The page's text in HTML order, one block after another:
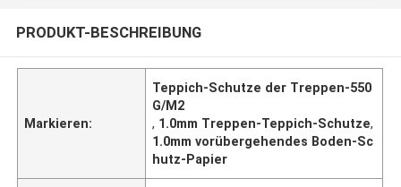
PRODUKT-BESCHREIBUNG
Markieren:
Teppich-Schutze der Treppen-550
G/M2
, 1.0mm Treppen-Teppich-Schutze,
1.0mm vorübergehendes Boden-Sc
hutz-Papier